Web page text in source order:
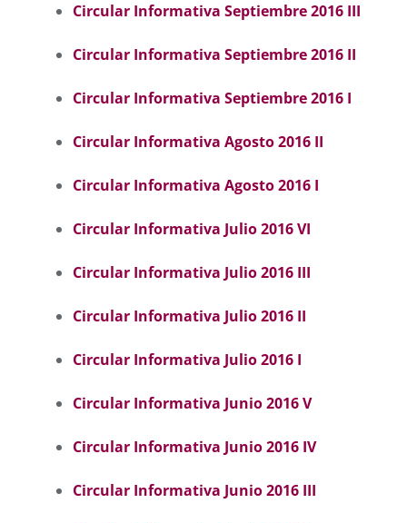
Circular Informativa Septiembre 2016 III
Circular Informativa Septiembre 2016 II
Circular Informativa Septiembre 2016 I
Circular Informativa Agosto 2016 II
Circular Informativa Agosto 2016 I
Circular Informativa Julio 2016 VI
Circular Informativa Julio 2016 III
Circular Informativa Julio 2016 II
Circular Informativa Julio 2016 I
Circular Informativa Junio 2016V
Circular Informativa Junio 2016 IV
Circular Informativa Junio 2016 III